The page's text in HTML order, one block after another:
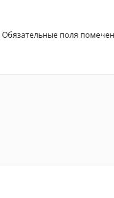
Обязательные поля